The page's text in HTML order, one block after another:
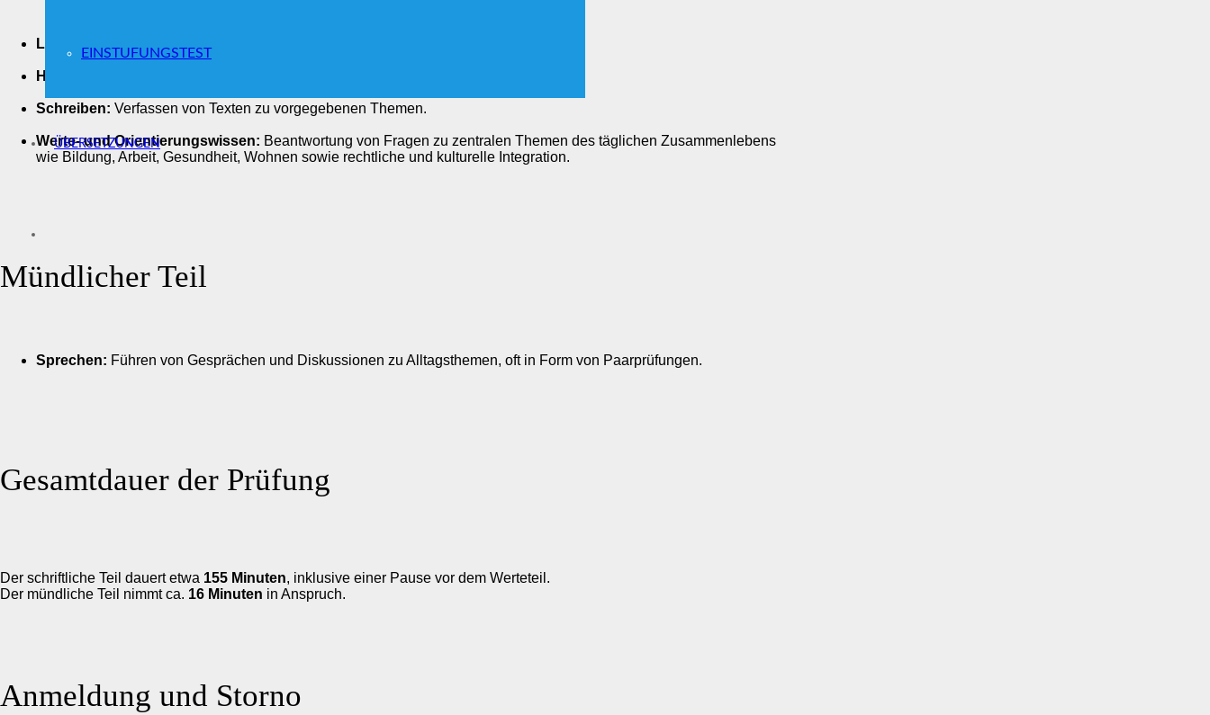
EINSTUFUNGSTEST
ÜBERSETZUNGEN
Lesen:
Hören:
Schreiben: Verfassen von Texten zu vorgegebenen Themen.
Werte- und Orientierungswissen: Beantwortung von Fragen zu zentralen Themen des täglichen Zusammenlebens
wie Bildung, Arbeit, Gesundheit, Wohnen sowie rechtliche und kulturelle Integration.
Mündlicher Teil
Sprechen: Führen von Gesprächen und Diskussionen zu Alltagsthemen, oft in Form von Paarprüfungen.
Gesamtdauer der Prüfung
Der schriftliche Teil dauert etwa 155 Minuten, inklusive einer Pause vor dem Werteteil.
Der mündliche Teil nimmt ca. 16 Minuten in Anspruch.
Anmeldung und Storno